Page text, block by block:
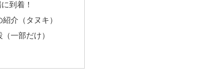
到着！
介（タヌキ）
一部だけ）